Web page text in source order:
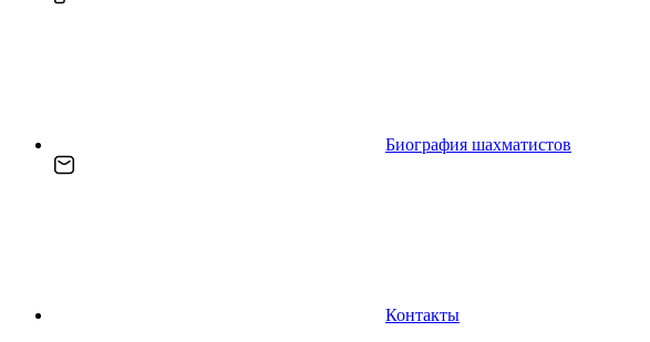
Биография шахматистов
Контакты